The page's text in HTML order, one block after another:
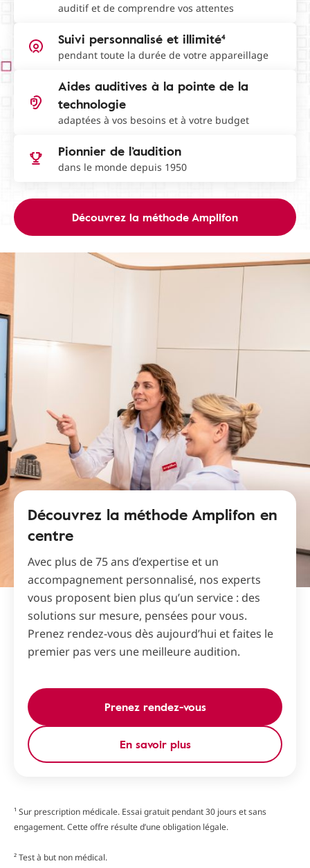
auditif et de comprendre vos attentes
Suivi personnalisé et illimité⁴
pendant toute la durée de votre appareillage
Aides auditives à la pointe de la
technologie
adaptées à vos besoins et à votre budget
Pionnier de l’audition
dans le monde depuis 1950
Découvrez la méthode Amplifon
Découvrez la méthode Amplifon en
centre
Avec plus de 75 ans d’expertise et un
accompagnement personnalisé, nos experts
vous proposent bien plus qu’un service : des
solutions sur mesure, pensées pour vous.
Prenez rendez-vous dès aujourd’hui et faites le
premier pas vers une meilleure audition.
Prenez rendez-vous
En savoir plus
¹ Sur prescription médicale. Essai gratuit pendant 30 jours et sans
engagement. Cette offre résulte d’une obligation légale.
² Test à but non médical.